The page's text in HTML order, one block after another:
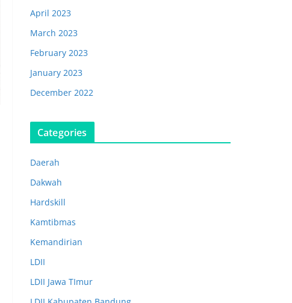
April 2023
March 2023
February 2023
January 2023
December 2022
Categories
Daerah
Dakwah
Hardskill
Kamtibmas
Kemandirian
LDII
LDII Jawa TImur